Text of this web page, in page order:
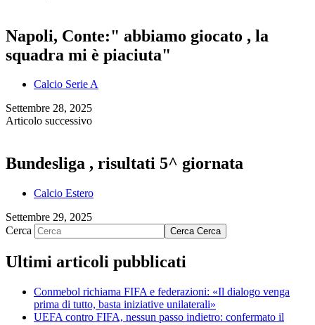
Napoli, Conte:" abbiamo giocato , la
squadra mi è piaciuta"
Calcio Serie A
Settembre 28, 2025
Articolo successivo
Bundesliga , risultati 5^ giornata
Calcio Estero
Settembre 29, 2025
Cerca
Cerca Cerca
Ultimi articoli pubblicati
Conmebol richiama FIFA e federazioni: «Il dialogo venga
prima di tutto, basta iniziative unilaterali»
UEFA contro FIFA, nessun passo indietro: confermato il